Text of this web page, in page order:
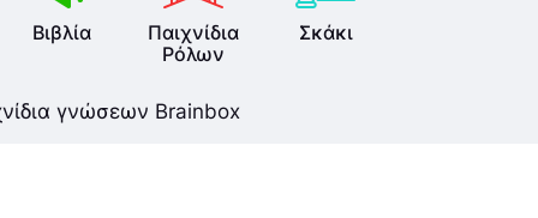
Βιβλία
Παιχνίδια
Ρόλων
Σκάκι
γνώσεων Brainbox